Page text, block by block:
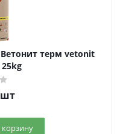
терм vetonit
корзину